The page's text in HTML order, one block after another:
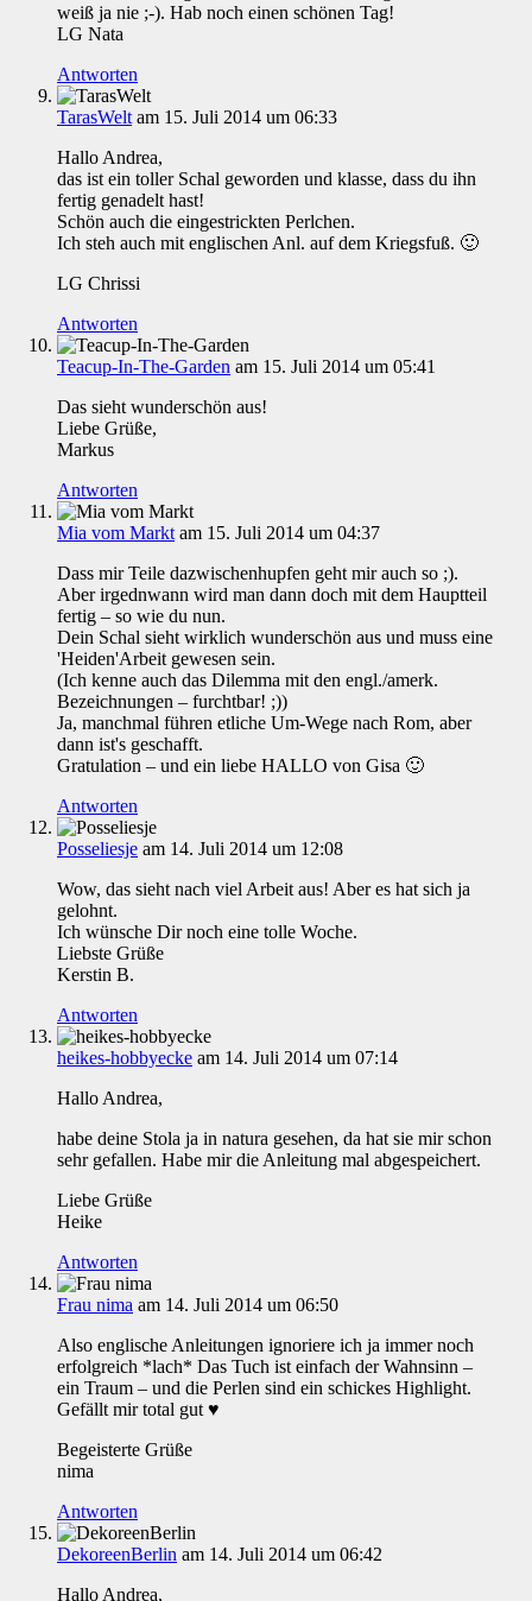
weiß ja nie ;-). Hab noch einen schönen Tag!
LG Nata
Antworten
TarasWelt am 15. Juli 2014 um 06:33
Hallo Andrea,
das ist ein toller Schal geworden und klasse, dass du ihn
fertig genadelt hast!
Schön auch die eingestrickten Perlchen.
Ich steh auch mit englischen Anl. auf dem Kriegsfuß. 🙂
LG Chrissi
Antworten
Teacup-In-The-Garden am 15. Juli 2014 um 05:41
Das sieht wunderschön aus!
Liebe Grüße,
Markus
Antworten
Mia vom Markt am 15. Juli 2014 um 04:37
Dass mir Teile dazwischenhupfen geht mir auch so ;).
Aber irgednwann wird man dann doch mit dem Hauptteil
fertig – so wie du nun.
Dein Schal sieht wirklich wunderschön aus und muss eine
'Heiden'Arbeit gewesen sein.
(Ich kenne auch das Dilemma mit den engl./amerk.
Bezeichnungen – furchtbar! ;))
Ja, manchmal führen etliche Um-Wege nach Rom, aber
dann ist's geschafft.
Gratulation – und ein liebe HALLO von Gisa 🙂
Antworten
Posseliesje am 14. Juli 2014 um 12:08
Wow, das sieht nach viel Arbeit aus! Aber es hat sich ja
gelohnt.
Ich wünsche Dir noch eine tolle Woche.
Liebste Grüße
Kerstin B.
Antworten
heikes-hobbyecke am 14. Juli 2014 um 07:14
Hallo Andrea,
habe deine Stola ja in natura gesehen, da hat sie mir schon
sehr gefallen. Habe mir die Anleitung mal abgespeichert.
Liebe Grüße
Heike
Antworten
Frau nima am 14. Juli 2014 um 06:50
Also englische Anleitungen ignoriere ich ja immer noch
erfolgreich *lach* Das Tuch ist einfach der Wahnsinn –
ein Traum – und die Perlen sind ein schickes Highlight.
Gefällt mir total gut ♥
Begeisterte Grüße
nima
Antworten
DekoreenBerlin am 14. Juli 2014 um 06:42
Hallo Andrea,